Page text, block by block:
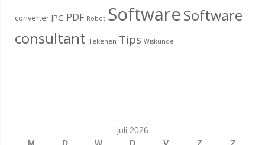
converter JPG PDF Robot SoftwareSoftware
consultant Tekenen Tips Wiskunde
juli 2026